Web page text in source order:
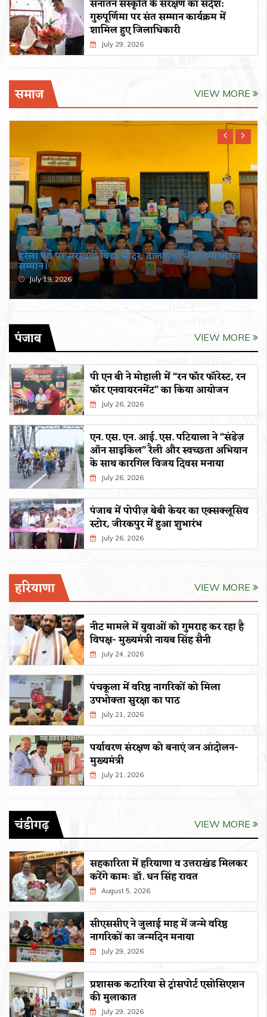
सनातन संस्कृति के संरक्षण का संदेश:
गुरुपूर्णिमा पर संत सम्मान कार्यक्रम में
शामिल हुए जिलाधिकारी
July 29, 2026
समाज VIEW MORE
हरेला पर्व पर सरस्वती विद्या मंदिर, ढालवाला में प्रतिभाओं का
सम्मान।
July 19, 2026
पंजाब VIEW MORE
पी एन बी ने मोहाली में “रन फॉर फॉरेस्ट, रन
फॉर एनवायरनमेंट” का किया आयोजन
July 26, 2026
एन. एस. एन. आई. एस. पटियाला ने “संडेज़
ऑन साइकिल” रैली और स्वच्छता अभियान
के साथ कारगिल विजय दिवस मनाया
July 26, 2026
पंजाब में पोपीज़ बेबी केयर का एक्सक्लूसिव
स्टोर, जीरकपुर में हुआ शुभारंभ
July 26, 2026
हरियाणा VIEW MORE
नीट मामले में युवाओं को गुमराह कर रहा है
विपक्ष- मुख्यमंत्री नायब सिंह सैनी
July 24, 2026
पंचकूला में वरिष्ठ नागरिकों को मिला
उपभोक्ता सुरक्षा का पाठ
July 21, 2026
पर्यावरण संरक्षण को बनाएं जन आंदोलन-
मुख्यमंत्री
July 21, 2026
चंडीगढ़ VIEW MORE
सहकारिता में हरियाणा व उत्तराखंड मिलकर
करेंगे कामः डाॅ. धन सिंह रावत
August 5, 2026
सीएससीए ने जुलाई माह में जन्मे वरिष्ठ
नागरिकों का जन्मदिन मनाया
July 29, 2026
प्रशासक कटारिया से ट्रांसपोर्ट एसोसिएशन
की मुलाकात
July 29, 2026